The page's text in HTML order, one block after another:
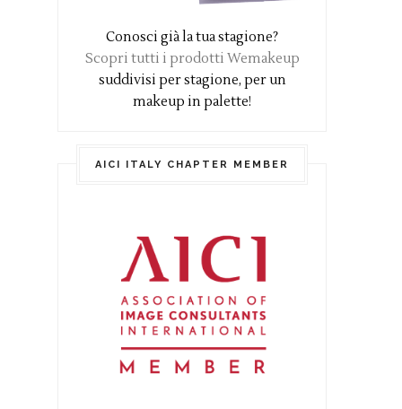
Conosci già la tua stagione?
Scopri tutti i prodotti Wemakeup
suddivisi per stagione, per un
makeup in palette!
AICI ITALY CHAPTER MEMBER